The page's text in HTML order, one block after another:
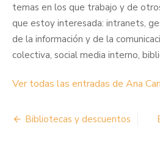
temas en los que trabajo y de
que estoy interesada: intranets,
de la información y de la
colectiva, social media interno,
Ver todas las entradas de Ana
Navegación
Bibliotecas y descuentos